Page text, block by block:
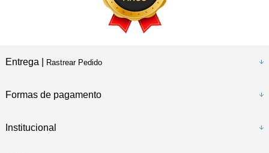
Entrega | Rastrear Pedido
Formas de pagamento
Institucional